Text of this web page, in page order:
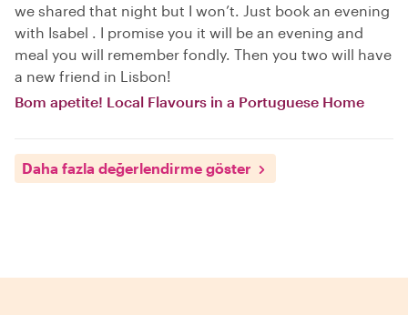
we shared that night but I won’t. Just book an evening
with Isabel . I promise you it will be an evening and
meal you will remember fondly. Then you two will have
a new friend in Lisbon!
Bom apetite! Local Flavours in a Portuguese Home
Daha fazla değerlendirme göster